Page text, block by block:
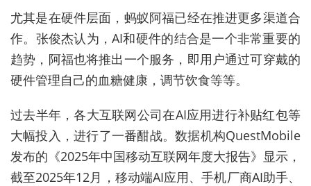
尤其是在硬件层面，蚂蚁阿福已经在推进更多渠道合
作。张俊杰认为，AI和硬件的结合是一个非常重要的
趋势，阿福也将推出一个服务，即用户通过可穿戴的
硬件管理自己的血糖健康，调节饮食等等。
过去半年，各大互联网公司在AI应用进行补贴红包等
大幅投入，进行了一番酣战。数据机构QuestMobile
发布的《2025年中国移动互联网年度大报告》显示，
截至2025年12月，移动端AI应用、手机厂商AI助手、